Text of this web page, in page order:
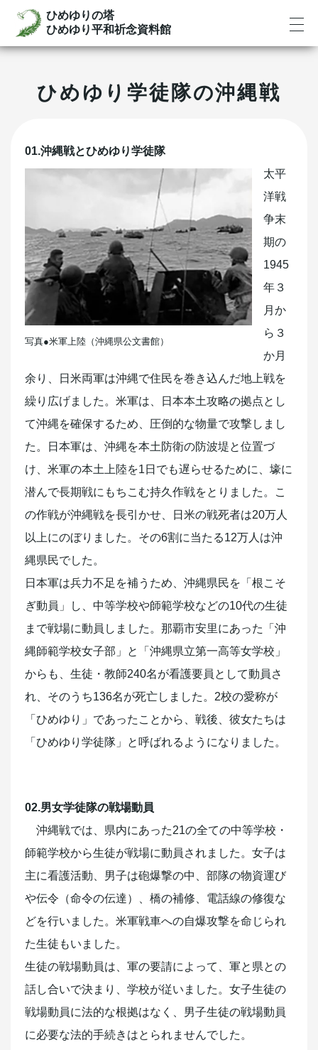
ひめゆりの塔
ひめゆり平和祈念資料館
ひめゆり学徒隊の沖縄戦
01.沖縄戦とひめゆり学徒隊
写真●米軍上陸（沖縄県公文書館）
太平
洋戦
争末
期の
1945
年３
月か
ら３
か月
余り、日米両軍は沖縄で住民を巻き込んだ地上戦を
繰り広げました。米軍は、日本本土攻略の拠点とし
て沖縄を確保するため、圧倒的な物量で攻撃しまし
た。日本軍は、沖縄を本土防衛の防波堤と位置づ
け、米軍の本土上陸を1日でも遅らせるために、壕に
潜んで長期戦にもちこむ持久作戦をとりました。こ
の作戦が沖縄戦を長引かせ、日米の戦死者は20万人
以上にのぼりました。その6割に当たる12万人は沖
縄県民でした。
日本軍は兵力不足を補うため、沖縄県民を「根こそ
ぎ動員」し、中等学校や師範学校などの10代の生徒
まで戦場に動員しました。那覇市安里にあった「沖
縄師範学校女子部」と「沖縄県立第一高等女学校」
からも、生徒・教師240名が看護要員として動員さ
れ、そのうち136名が死亡しました。2校の愛称が
「ひめゆり」であったことから、戦後、彼女たちは
「ひめゆり学徒隊」と呼ばれるようになりました。
02.男女学徒隊の戦場動員
沖縄戦では、県内にあった21の全ての中等学校・
師範学校から生徒が戦場に動員されました。女子は
主に看護活動、男子は砲爆撃の中、部隊の物資運び
や伝令（命令の伝達）、橋の補修、電話線の修復な
どを行いました。米軍戦車への自爆攻撃を命じられ
た生徒もいました。
生徒の戦場動員は、軍の要請によって、軍と県との
話し合いで決まり、学校が従いました。女子生徒の
戦場動員に法的な根拠はなく、男子生徒の戦場動員
に必要な法的手続きはとられませんでした。